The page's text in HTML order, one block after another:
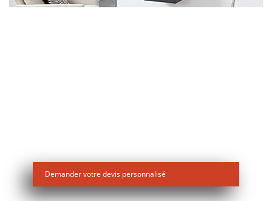
Demander votre devis personnalisé